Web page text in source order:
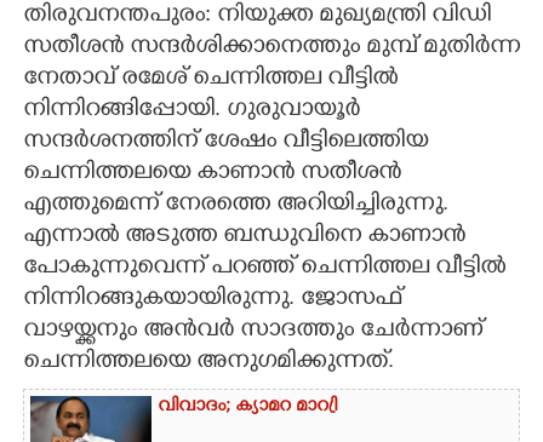
LITERATURE
ZOOM
തിരുവനന്തപുരം: നിയുക്ത മുഖ്യമന്ത്രി വിഡി
സതീശൻ സന്ദർശിക്കാനെത്തും മുമ്പ് മുതിർന്ന
നേതാവ് രമേശ് ചെന്നിത്തല വീട്ടിൽ
നിന്നിറങ്ങിപ്പോയി. ഗുരുവായൂർ
സന്ദർശനത്തിന് ശേഷം വീട്ടിലെത്തിയ
ചെന്നിത്തലയെ കാണാൻ സതീശൻ
എത്തുമെന്ന് നേരത്തെ അറിയിച്ചിരുന്നു.
എന്നാൽ അടുത്ത ബന്ധുവിനെ കാണാൻ
പോകുന്നുവെന്ന് പറഞ്ഞ് ചെന്നിത്തല വീട്ടിൽ
നിന്നിറങ്ങുകയായിരുന്നു. ജോസഫ്
വാഴയ്ക്കനും അൻവർ സാദത്തും ചേർന്നാണ്
ചെന്നിത്തലയെ അനുഗമിക്കുന്നത്.
വിവാദം; ക്യാമറ മാറ്രി